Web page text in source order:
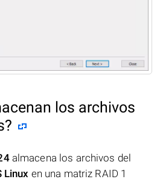
los archivos
almacena los archivos del
Linux en una matriz RAID 1